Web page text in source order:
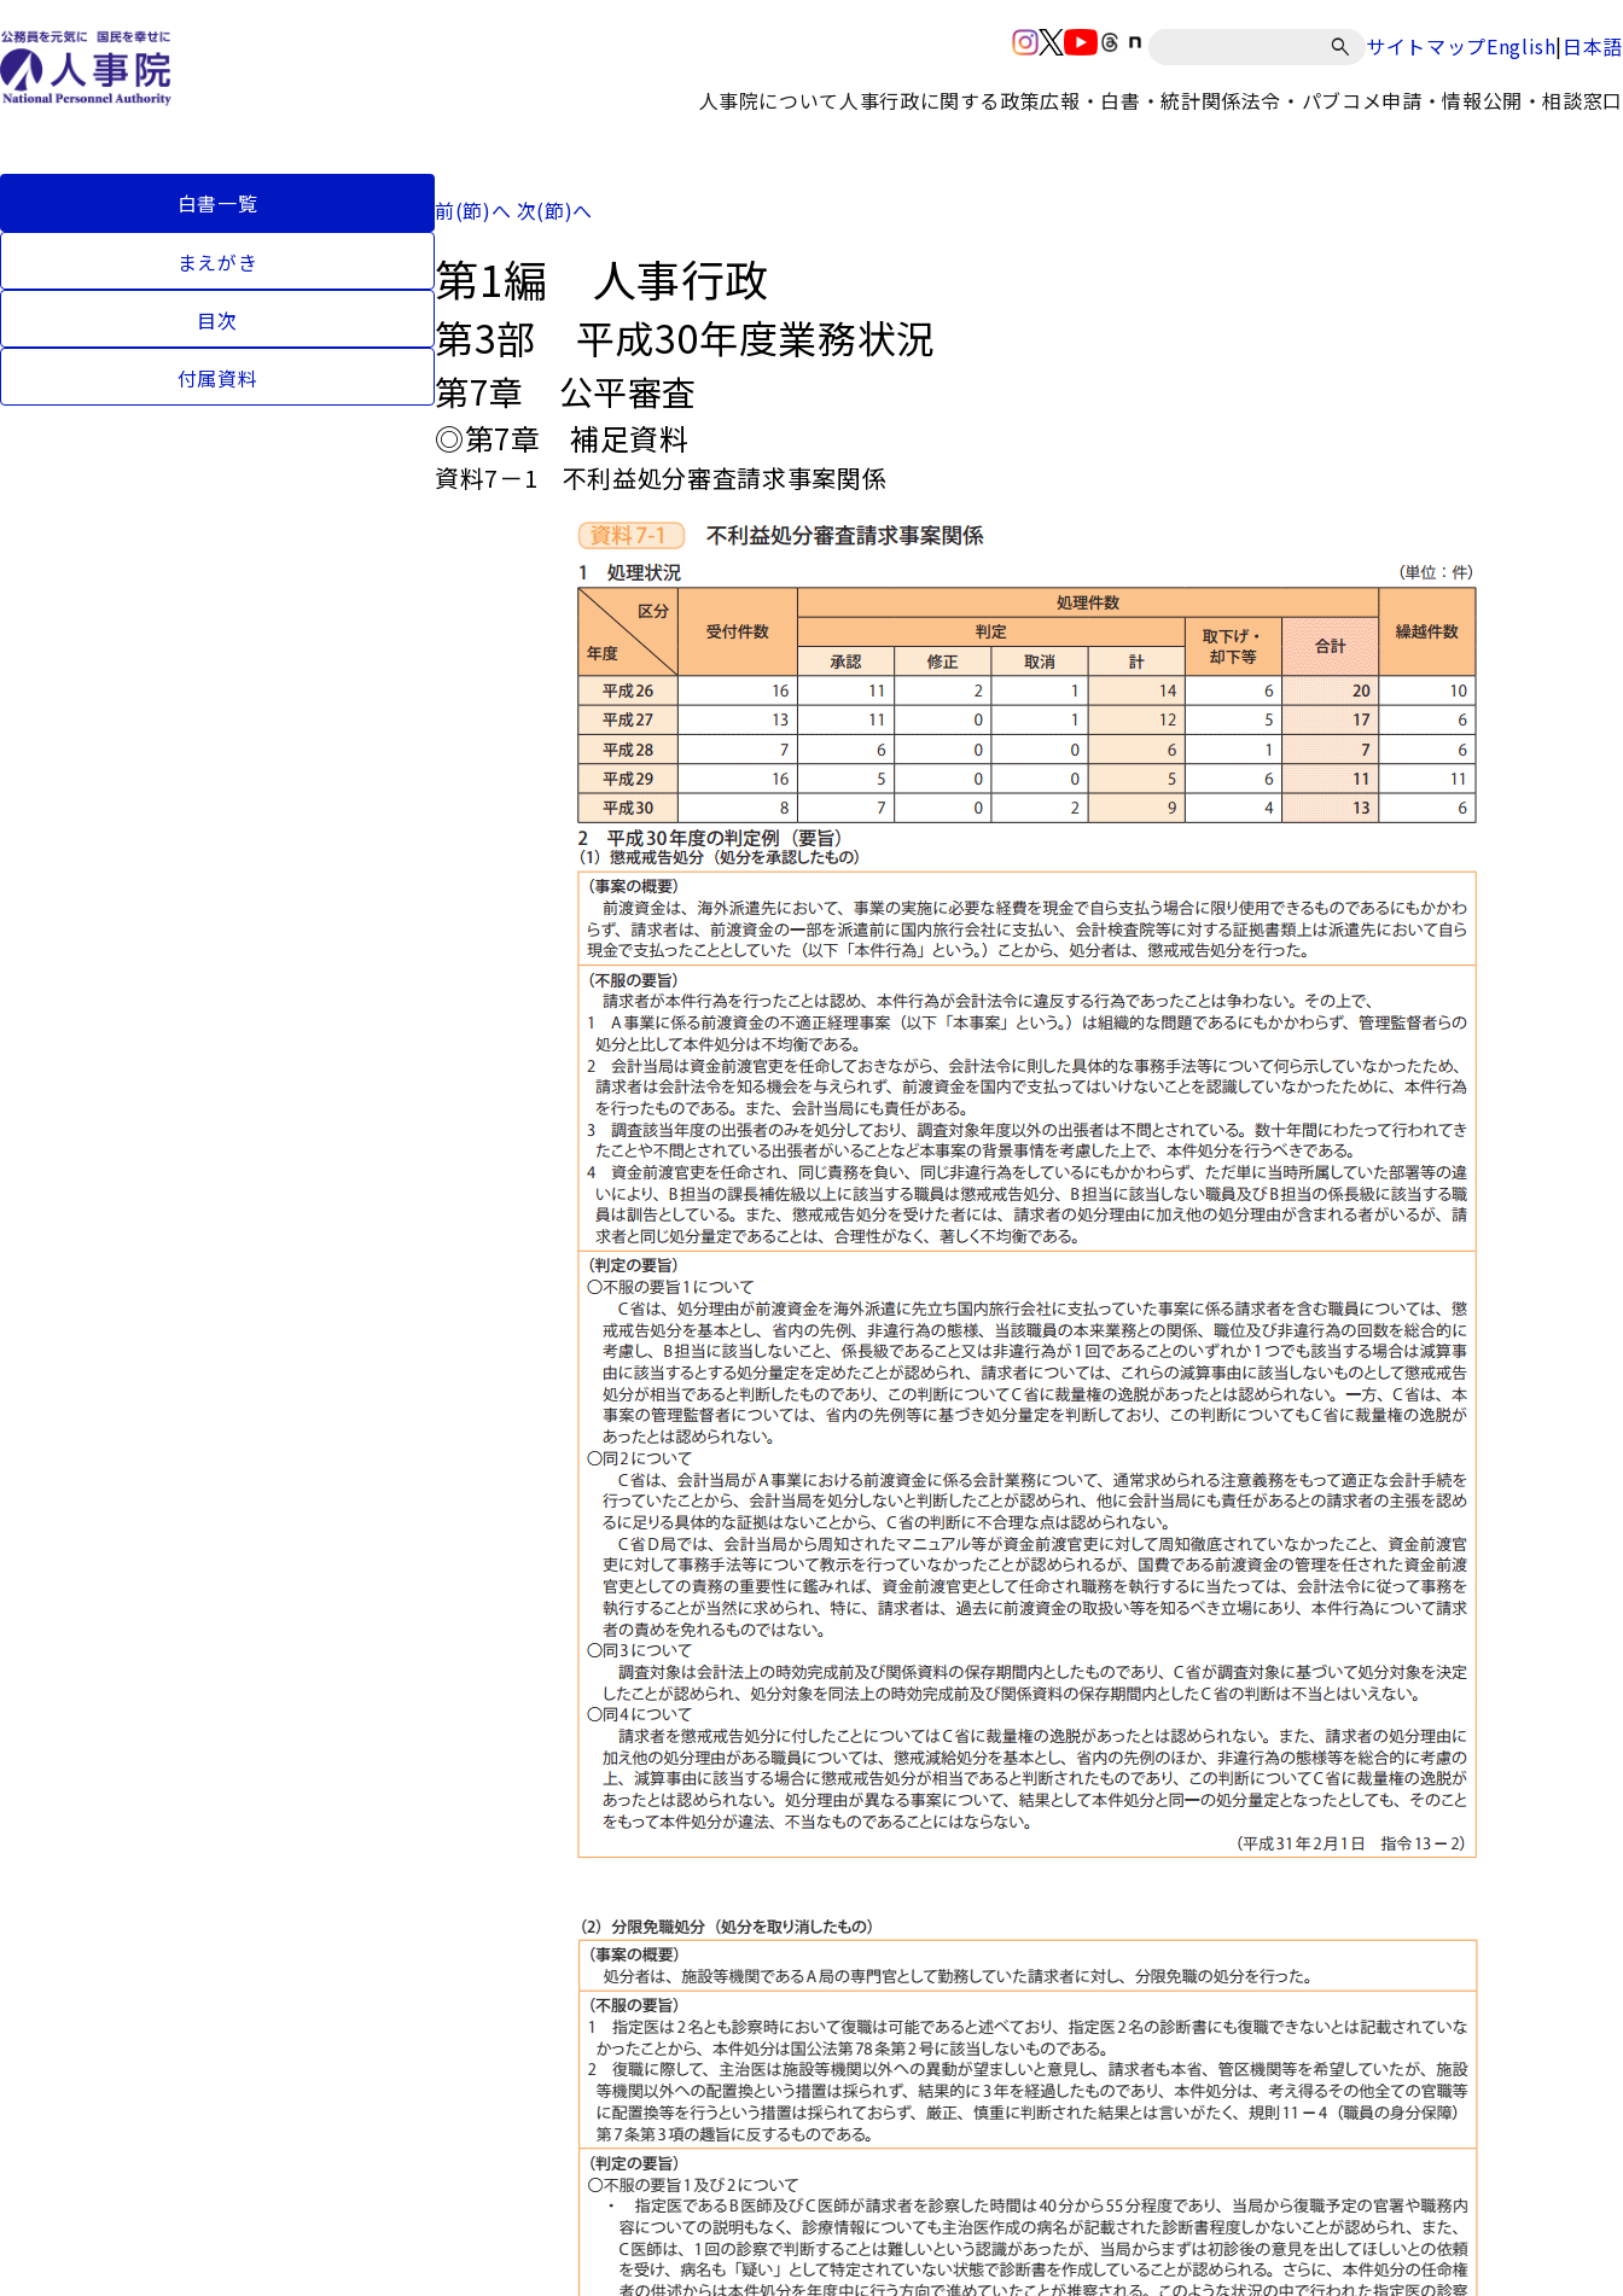
サイトマップEnglish|日本語
人事院について 人事行政に関する政策広報・白書・統計関係法令・パブコメ申請・情報公開・相談窓口
白書一覧
まえがき
目次
付属資料
前(節)へ 次(節)へ
第1編 人事行政
第3部 平成30年度業務状況
第7章 公平審査
◎第7章 補足資料
資料7－1 不利益処分審査請求事案関係